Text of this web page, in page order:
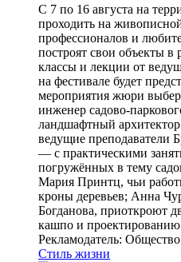
С 7 по 16 августа на
проходить на
профессионалов и
построят свои объекты
классы и лекции от
на фестивале будет
мероприятия жюри
инженер садово-
ландшафтный
ведущие преподаватели
— с практическими
погружённых в тему
Мария Принтц, чьи
кроны деревьев; Анна
Богданова, приоткроют
кашпо и
Рекламодатель:
Стиль жизни